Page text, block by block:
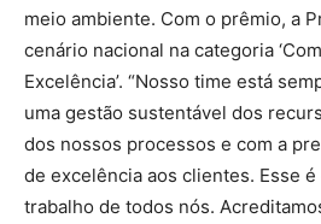
meio ambiente. Com o prêmio, a
cenário nacional na categoria
Excelência’. “Nosso time está
uma gestão sustentável dos
dos nossos processos e com a
de excelência aos clientes. Esse
trabalho de todos nós.